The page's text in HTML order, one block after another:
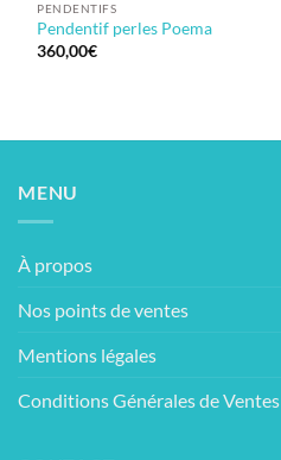
PENDENTIFS
Pendentif perles Poema
360,00€
MENU
À propos
Nos points de ventes
Mentions légales
Conditions Générales de Ventes